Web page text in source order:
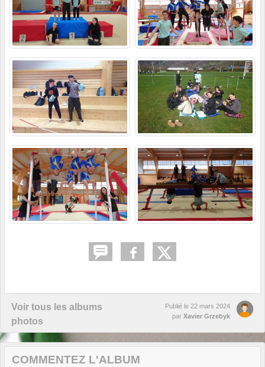
Voir tous les albums
photos
Publié le 22 mars 2024
par Xavier Grzebyk
COMMENTEZ L'ALBUM